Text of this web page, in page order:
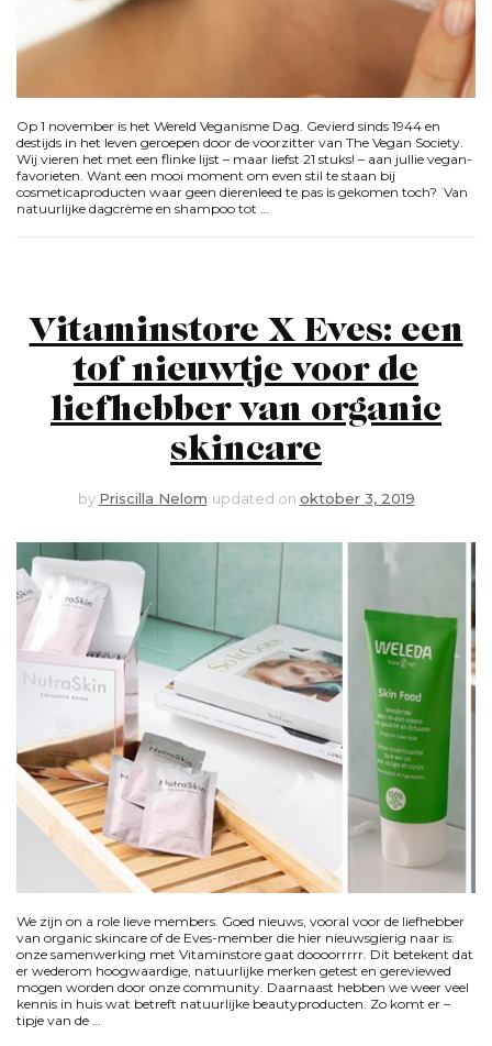
Op 1 november is het Wereld Veganisme Dag. Gevierd sinds 1944 en
destijds in het leven geroepen door de voorzitter van The Vegan Society.
Wij vieren het met een flinke lijst – maar liefst 21 stuks! – aan jullie vegan-
favorieten. Want een mooi moment om even stil te staan bij
cosmeticaproducten waar geen dierenleed te pas is gekomen toch? Van
natuurlijke dagcrème en shampoo tot …
Vitaminstore X Eves: een
tof nieuwtje voor de
liefhebber van organic
skincare
by Priscilla Nelom updated on oktober 3, 2019
We zijn on a role lieve members. Goed nieuws, vooral voor de liefhebber
van organic skincare of de Eves-member die hier nieuwsgierig naar is:
onze samenwerking met Vitaminstore gaat doooorrrrr. Dit betekent dat
er wederom hoogwaardige, natuurlijke merken getest en gereviewed
mogen worden door onze community. Daarnaast hebben we weer veel
kennis in huis wat betreft natuurlijke beautyproducten. Zo komt er –
tipje van de …